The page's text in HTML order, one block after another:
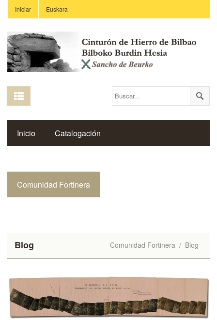
Iniciar Euskara
Inicio Catalogación
Comunidad Fortinera
Blog Comunidad Fortinera / Blog